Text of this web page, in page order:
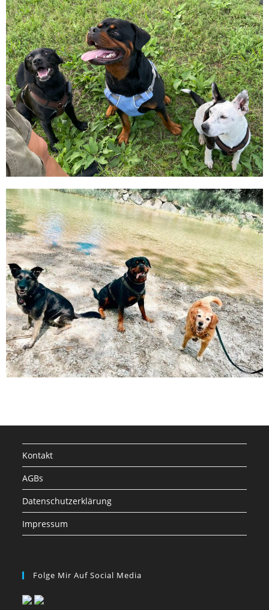
Kontakt
AGBs
Datenschutzerklärung
Impressum
Folge Mir Auf Social Media